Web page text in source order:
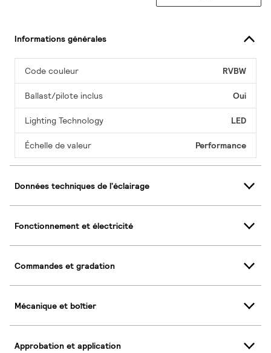
Informations générales
Code couleur RVBW
Ballast/pilote inclus Oui
Lighting Technology LED
Échelle de valeur Performance
Données techniques de l'éclairage
Fonctionnement et électricité
Commandes et gradation
Mécanique et boîtier
Approbation et application